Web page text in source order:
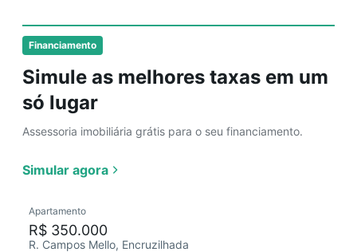
Financiamento
Simule as melhores taxas em um
só lugar
Assessoria imobiliária grátis para o seu financiamento.
Simular agora
Apartamento
R$ 350.000
R. Campos Mello, Encruzilhada